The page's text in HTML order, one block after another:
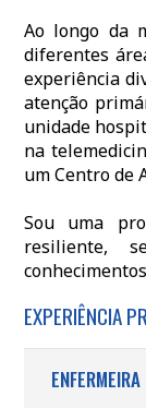
Ao longo da
diferentes
experiência
atenção
unidade
na
um Centro de
Sou uma
resiliente,
EXPERIÊNCIA
ENFERMEIRA